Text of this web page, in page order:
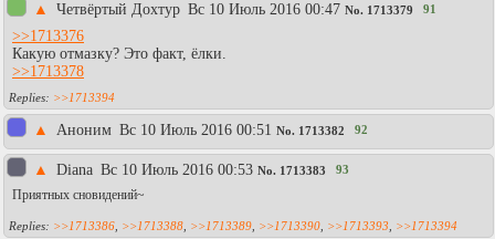
▲ Четвёртый Дохтур Вc 10 Июль 2016 00:47 No. 1713379 91
>>1713376
Какую отмазку? Это факт, ёлки.
>>1713378
>>1713394
▲ Aнoним Вc 10 Июль 2016 00:51 No. 1713382 92
▲ Diаna Вc 10 Июль 2016 00:53 No. 1713383 93
Приятных сновидений~
>>1713386, >>1713388, >>1713389, >>1713390, >>1713393, >>1713394